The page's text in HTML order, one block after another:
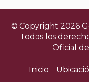
© Copyright 2026
Todos los
Oficial
Inicio